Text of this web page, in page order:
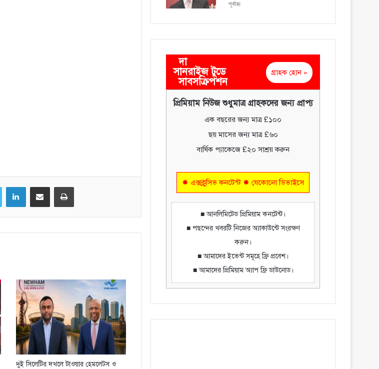
LinkedInShare via Email Print
দুই সিলেটির দখলে টাওয়ার হেমলেট্স ও
পূর্বাহ্ণ
দা
সানরাইজ টুডে
সাবসক্রিপশন
গ্রাহক হোন »
প্রিমিয়াম নিউজ শুধুমাত্র গ্রাহকদের জন্য প্রাপ্য
এক বছরের জন্য মাত্র £১০০
ছয় মাসের জন্য মাত্র £৬০
বার্ষিক প্যাকেজে £২০ সাশ্রয় করুন
✸ এক্সক্লুসিভ কনটেন্ট ✸ যেকোনো ডিভাইসে
■ আনলিমিটেড প্রিমিয়াম কনটেন্ট।
■ পছন্দের খবরটি নিজের অ্যাকাউন্টে সংরক্ষণ
করুন।
■ আমাদের ইভেন্ট সমূহে ফ্রি প্রবেশ।
■ আমাদের প্রিমিয়াম অ্যাপ ফ্রি ডাউনোড।